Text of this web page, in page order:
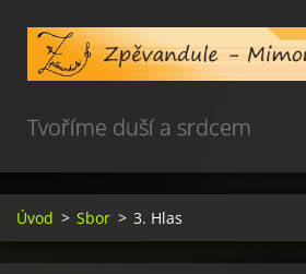
Tvoříme duší a srdcem
Úvod > Sbor > 3. Hlas